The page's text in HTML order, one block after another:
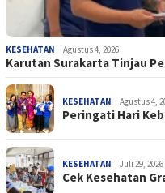
KESEHATAN Agustus 4, 2026
Karutan Surakarta Tinjau
KESEHATAN Agustus 4,
Peringati Hari
KESEHATAN Juli 29, 2026
Cek Kesehatan